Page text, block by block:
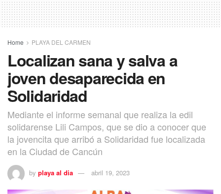
Home PLAYA DEL CARMEN
Localizan sana y salva a
joven desaparecida en
Solidaridad
Mediante el informe semanal que realiza la edil
solidarense Lili Campos, que se dio a conocer que
la jovencita que arribó a Solidaridad fue localizada
en la Ciudad de Cancún
by playa al dia abril 19, 2023